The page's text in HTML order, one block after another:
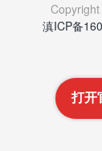
滇ICP备
打开